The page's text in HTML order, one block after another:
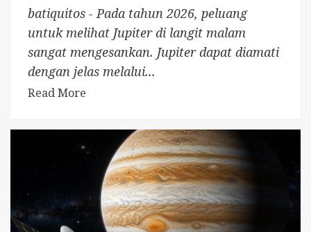
batiquitos - Pada tahun 2026, peluang
untuk melihat Jupiter di langit malam
sangat mengesankan. Jupiter dapat diamati
dengan jelas melalui...
Read More